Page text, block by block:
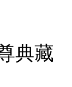
典藏